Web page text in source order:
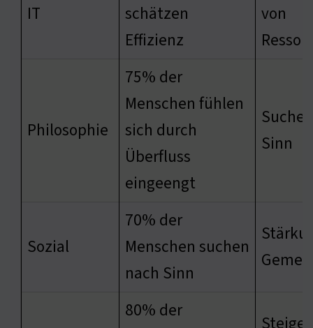
IT
schätzen
Effizienz
von
Philosophie
75% der
Menschen fühlen
sich durch
Überfluss
eingeengt
Suche
Sinn
Sozial
70% der
Menschen suchen
nach Sinn
80% der